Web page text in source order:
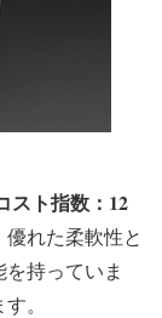
スト指数：12
れた柔軟性と
持っていま
。